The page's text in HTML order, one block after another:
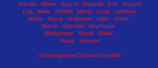
Nairatie · Mélina · Sascha · Raphaël · Iyèd · Youssef
Lola · Anaïs · Sylman · Mehdi · Lucas · Jehayna
Wafia · Ayoub · Guillaume · Julian · Christ-
Marvin · Gabrielle · Maymouna
Mohammed · Mehdi · Mitaki
Pugal · Kervens
et l’enseignante Clarisse Gravellini